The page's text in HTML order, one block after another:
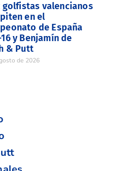
golfistas valencianos
en el
de España
y Benjamín de
& Putt
de 2026